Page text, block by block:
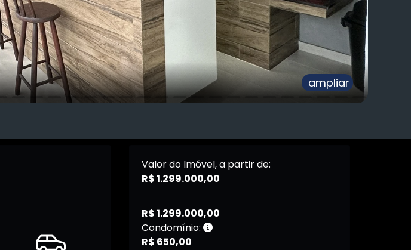
ampliar
Valor do Imóvel, a partir de:
R$ 1.299.000,00
R$ 1.299.000,00
Condomínio:
R$ 650,00